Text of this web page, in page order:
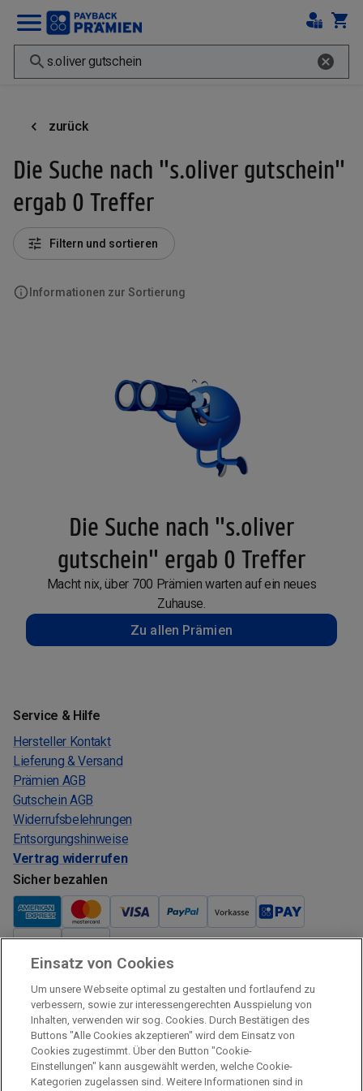
zurück
Die Suche nach "s.oliver gutschein"
ergab 0 Treffer
Informationen zur Sortierung
Filtern und sortieren
Die Suche nach "s.oliver
gutschein" ergab 0 Treffer
Macht nix, über 700 Prämien warten auf ein neues
Zuhause.
Zu allen Prämien
Service & Hilfe
Hersteller Kontakt
Lieferung & Versand
Prämien AGB
Gutschein AGB
Widerrufsbelehrungen
Entsorgungshinweise
Vertrag widerrufen
Sicher bezahlen
Verkauf und Versand
Kostenloser Versand:
Verkauf und Versand durch:
Verkauf Gutscheine durch:
Sicher einkaufen
Einsatz von Cookies
Um unsere Webseite optimal zu gestalten und fortlaufend zu
verbessern, sowie zur interessengerechten Ausspielung von
Inhalten, verwenden wir sog. Cookies. Durch Bestätigen des
Buttons "Alle Cookies akzeptieren" wird dem Einsatz von
Cookies zugestimmt. Über den Button "Cookie-
Einstellungen" kann ausgewählt werden, welche Cookie-
Kategorien zugelassen sind. Weitere Informationen sind in